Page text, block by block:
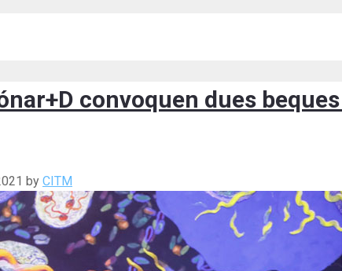
convoquen dues
by CITM